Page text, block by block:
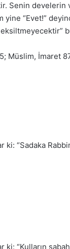
Senin develerin
“Evet!”
Müslim, İmaret
ki: “Sadaka
ki: “Kulların